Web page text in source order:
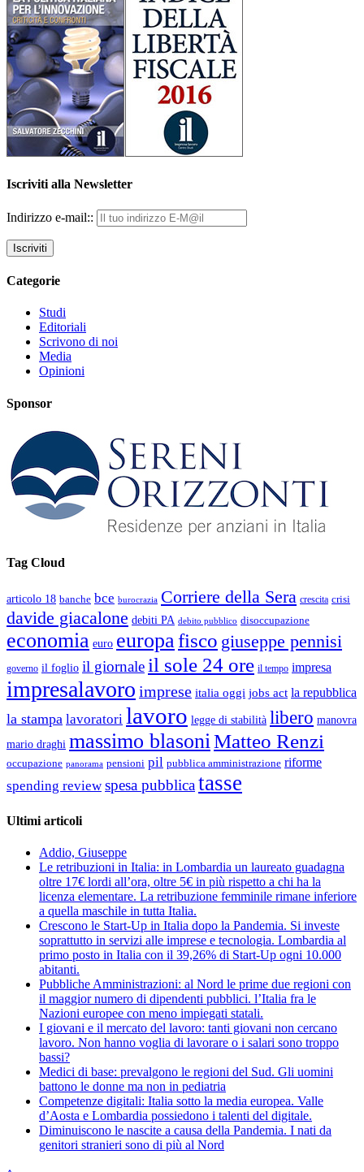
Iscriviti alla Newsletter
Indirizzo e-mail::
Categorie
Studi
Editoriali
Scrivono di noi
Media
Opinioni
Sponsor
Tag Cloud
articolo 18 banche bce burocrazia Corriere della Sera crescita crisi
davide giacalone debiti PA debito pubblico disoccupazione
economia euro europafisco giuseppe pennisi
governo il foglio il giornale il sole 24 ore il tempo impresa
impresalavoro imprese italia oggi jobs act la repubblica
la stampa lavoratori lavoro legge di stabilità libero manovra
mario draghi massimo blasoniMatteo Renzi
occupazione panorama pensioni pil pubblica amministrazione riforme
spending review spesa pubblicatasse
Ultimi articoli
Addio, Giuseppe
Le retribuzioni in Italia: in Lombardia un laureato guadagna
oltre 17€ lordi all’ora, oltre 5€ in più rispetto a chi ha la
licenza elementare. La retribuzione femminile rimane inferiore
a quella maschile in tutta Italia.
Crescono le Start-Up in Italia dopo la Pandemia. Si investe
soprattutto in servizi alle imprese e tecnologia. Lombardia al
primo posto in Italia con il 39,26% di Start-Up ogni 10.000
abitanti.
Pubbliche Amministrazioni: al Nord le prime due regioni con
il maggior numero di dipendenti pubblici. l’Italia fra le
Nazioni europee con meno impiegati statali.
I giovani e il mercato del lavoro: tanti giovani non cercano
lavoro. Non hanno voglia di lavorare o i salari sono troppo
bassi?
Medici di base: prevalgono le regioni del Sud. Gli uomini
battono le donne ma non in pediatria
Competenze digitali: Italia sotto la media europea. Valle
d’Aosta e Lombardia possiedono i talenti del digitale.
Diminuiscono le nascite a causa della Pandemia. I nati da
genitori stranieri sono di più al Nord